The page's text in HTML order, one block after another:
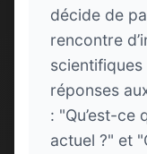
décide de
rencontre
réponses
: "Qu’est-ce
actuel ?" et